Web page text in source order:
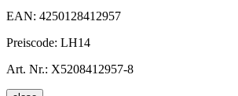
EAN: 4250128412957
Preiscode: LH14
Art. Nr.: X5208412957-8